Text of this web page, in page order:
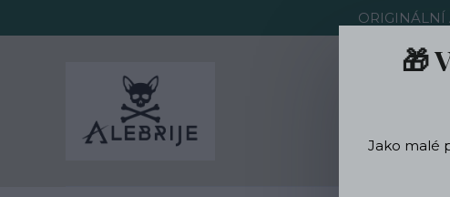
ORIGINÁLNÍ
🎁
Jako malé